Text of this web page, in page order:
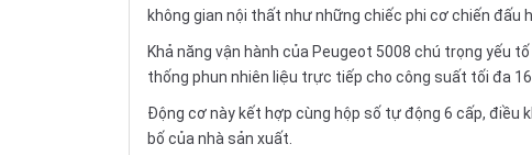
không gian nội thất như những chiếc phi cơ chiến đấu
Khả năng vận hành của Peugeot 5008 chú trọng yếu
thống phun nhiên liệu trực tiếp cho công suất tối đa
Động cơ này kết hợp cùng hộp số tự động 6 cấp,
bố của nhà sản xuất.